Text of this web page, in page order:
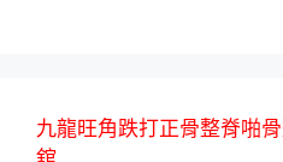
九龍旺角跌打正骨整脊啪